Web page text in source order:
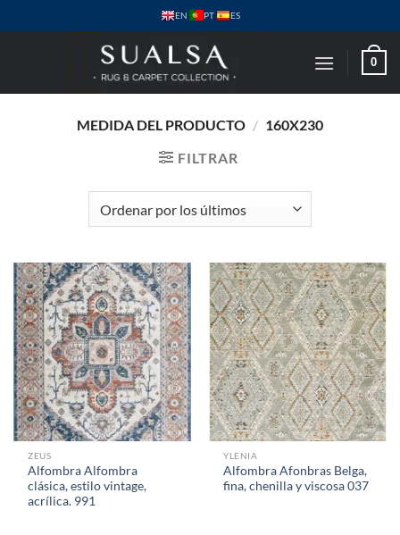
al
EN PT ES
0
MEDIDA DEL PRODUCTO / 160X230
FILTRAR
ZEUS
Alfombra Alfombra
clásica, estilo vintage,
acrílica. 991
YLENIA
Alfombra Afonbras Belga,
fina, chenilla y viscosa 037